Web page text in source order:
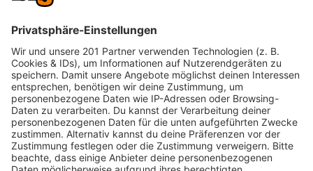
Sound, Selfcare & Slow Culture
Während frühere Generationen über Work-Life-
Balance sprachen, lebt 2025 die Idee einer Slow
Culture, also eines entschleunigten Lebensstils, in
dem Musik, Bewegung und Achtsamkeit
ineinandergreifen. Playlists werden zur Meditation,
Clubs verwandeln sich in Räume der Entspannung,
und DJs legen statt Drops lieber Deep Slow Beats